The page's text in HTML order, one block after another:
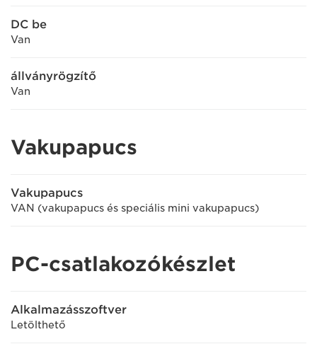
DC be
Van
állványrögzítő
Van
Vakupapucs
Vakupapucs
VAN (vakupapucs és speciális mini vakupapucs)
PC-csatlakozókészlet
Alkalmazásszoftver
Letölthető